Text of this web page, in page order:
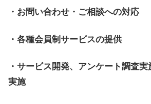
・お問い合わせ・ご相談への対応
・各種会員制サービスの提供
・サービス開発、アンケート調査
実施